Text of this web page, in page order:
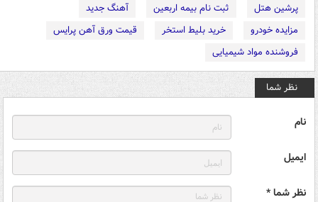
پرشین هتل
ثبت نام بیمه اربعین
آهنگ جدید
مزایده خودرو
خرید بلیط استخر
قیمت ورق آهن پرایس
فروشنده مواد شیمیایی
نظر شما
نام
ایمیل
نظر شما *